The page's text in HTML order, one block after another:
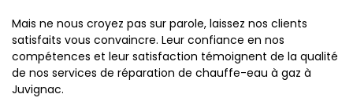
Mais ne nous croyez pas sur parole, laissez nos clients
satisfaits vous convaincre. Leur confiance en nos
compétences et leur satisfaction témoignent de la qualité
de nos services de réparation de chauffe-eau à gaz à
Juvignac.